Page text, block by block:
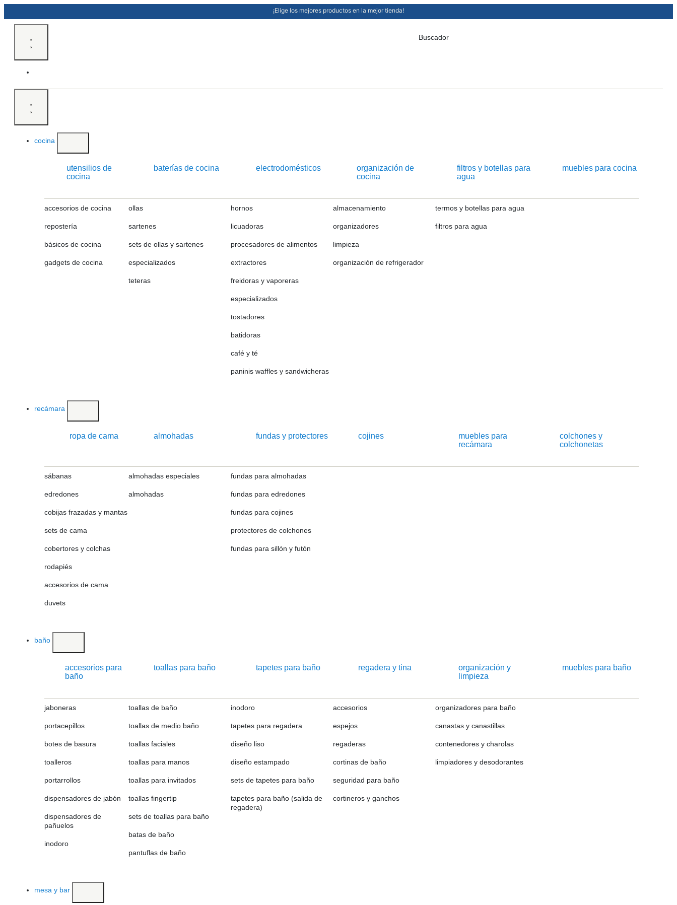
¡Elige los mejores productos en la mejor tienda!
Buscador
cocina
utensilios de
cocina
accesorios de cocina
repostería
básicos de cocina
gadgets de cocina
baterías de cocina
ollas
sartenes
sets de ollas y sartenes
especializados
teteras
electrodomésticos
hornos
licuadoras
procesadores de alimentos
extractores
freidoras y vaporeras
especializados
tostadores
batidoras
café y té
paninis waffles y sandwicheras
organización de
cocina
almacenamiento
organizadores
limpieza
organización de refrigerador
filtros y botellas para
agua
termos y botellas para agua
filtros para agua
muebles para cocina
recámara
ropa de cama
sábanas
edredones
cobijas frazadas y mantas
sets de cama
cobertores y colchas
rodapiés
accesorios de cama
duvets
almohadas
almohadas especiales
almohadas
fundas y protectores
fundas para almohadas
fundas para edredones
fundas para cojines
protectores de colchones
fundas para sillón y futón
cojines
muebles para
recámara
colchones y
colchonetas
baño
accesorios para
baño
jaboneras
portacepillos
botes de basura
toalleros
portarrollos
dispensadores de jabón
dispensadores de
pañuelos
inodoro
toallas para baño
toallas de baño
toallas de medio baño
toallas faciales
toallas para manos
toallas para invitados
toallas fingertip
sets de toallas para baño
batas de baño
pantuflas de baño
tapetes para baño
inodoro
tapetes para regadera
diseño liso
diseño estampado
sets de tapetes para baño
tapetes para baño (salida de
regadera)
regadera y tina
accesorios
espejos
regaderas
cortinas de baño
seguridad para baño
cortineros y ganchos
organización y
limpieza
organizadores para baño
canastas y canastillas
contenedores y charolas
limpiadores y desodorantes
muebles para baño
mesa y bar